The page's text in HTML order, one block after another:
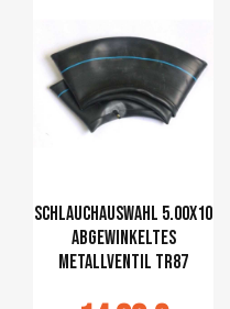
Schlauchauswahl 5.00x10
abgewinkeltes
Metallventil TR87